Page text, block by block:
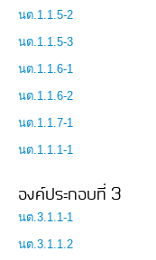
นต.1.1.5-2
นต.1.1.5-3
นต.1.1.6-1
นต.1.1.6-2
นต.1.1.7-1
นต.1.1.1-1
องค์ประกอบที่ 3
นต.3.1.1-1
นต.3.1.1.2